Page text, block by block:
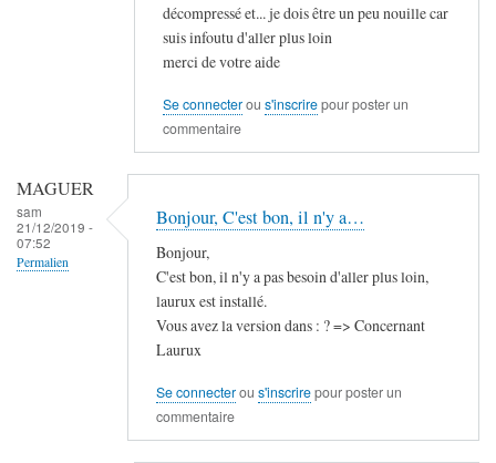
décompressé et... je dois être un peu nouille car
suis infoutu d'aller plus loin
merci de votre aide
Se connecterou s'inscrirepour poster un
commentaire
MAGUER
sam
21/12/2019 -
07:52
Permalien
Bonjour, C'est bon, il n'y a…
Bonjour,
C'est bon, il n'y a pas besoin d'aller plus loin,
laurux est installé.
Vous avez la version dans : ? => Concernant
Laurux
Se connecterou s'inscrirepour poster un
commentaire